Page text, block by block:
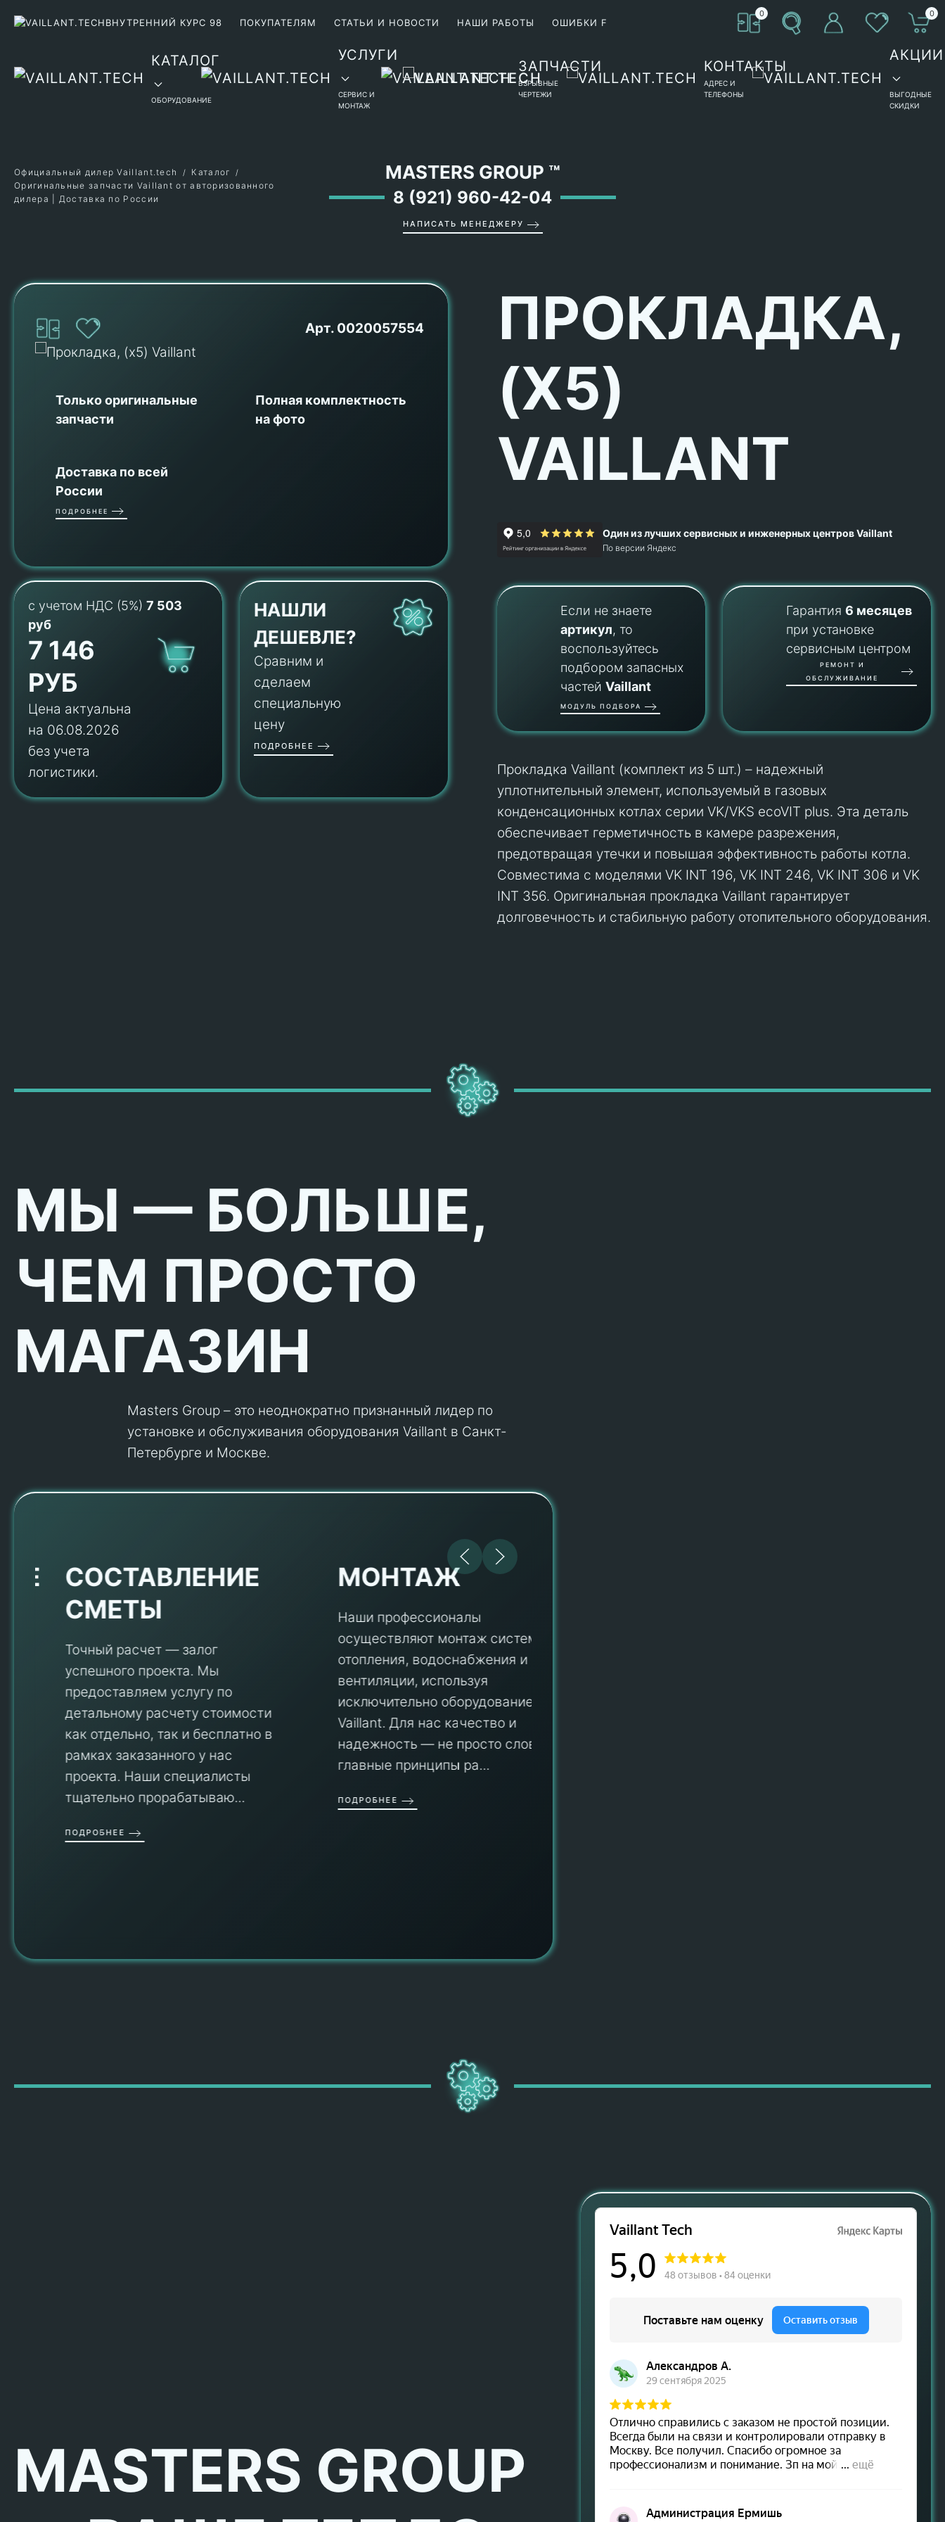
ВНУТРЕННИЙ КУРС 98 ПОКУПАТЕЛЯМ СТАТЬИ И НОВОСТИ НАШИ РАБОТЫ ОШИБКИ F
0 0
КАТАЛОГ
ОБОРУДОВАНИЕ
УСЛУГИ
СЕРВИС И
МОНТАЖ
ЗАПЧАСТИ
ВЗРЫВНЫЕ
ЧЕРТЕЖИ
КОНТАКТЫ
АДРЕС И
ТЕЛЕФОНЫ
АКЦИИ
ВЫГОДНЫЕ
СКИДКИ
MASTERS GROUP ™
8 (921) 960-42-04
НАПИСАТЬ МЕНЕДЖЕРУ
Официальный дилер Vaillant.tech
Каталог
Оригинальные запчасти Vaillant от авторизованного
дилера | Доставка по России
Арт. 0020057554
Только оригинальные
запчасти
Полная комплектность
на фото
Доставка по всей
России
ПОДРОБНЕЕ
с учетом НДС (5%) 7 503
руб
7 146
РУБ
Цена актуальна
на 06.08.2026
без учета
логистики.
НАШЛИ
ДЕШЕВЛЕ?
Сравним и
сделаем
специальную
цену
ПОДРОБНЕЕ
ПРОКЛАДКА,
(X5)
VAILLANT
Один из лучших сервисных и инженерных центров Vaillant
По версии Яндекс
Если не знаете
артикул, то
воспользуйтесь
подбором запасных
частейVaillant
МОДУЛЬ ПОДБОРА
Гарантия6 месяцев
при установке
сервисным центром
РЕМОНТ И
ОБСЛУЖИВАНИЕ
Прокладка Vaillant (комплект из 5 шт.) – надежный
уплотнительный элемент, используемый в газовых
конденсационных котлах серии VK/VKS ecoVIT plus. Эта деталь
обеспечивает герметичность в камере разрежения,
предотвращая утечки и повышая эффективность работы котла.
Совместима с моделями VK INT 196, VK INT 246, VK INT 306 и VK
INT 356. Оригинальная прокладка Vaillant гарантирует
долговечность и стабильную работу отопительного оборудования.
МЫ — БОЛЬШЕ,
ЧЕМ ПРОСТО
МАГАЗИН
Masters Group – это неоднократно признанный лидер по
установке и обслуживания оборудования Vaillant в Санкт-
Петербурге и Москве.
СОСТАВЛЕНИЕ
СМЕТЫ
Точный расчет — залог
успешного проекта. Мы
предоставляем услугу по
детальному расчету стоимости
как отдельно, так и бесплатно в
рамках заказанного у нас
проекта. Наши специалисты
тщательно прорабатываю...
ПОДРОБНЕЕ
МОНТАЖ
Наши профессионалы
осуществляют монтаж систем
отопления, водоснабжения и
вентиляции, используя
исключительно оборудование
Vaillant. Для нас качество и
надежность — не просто слова, а
главные принципы ра...
ПОДРОБНЕЕ
MASTERS GROUP